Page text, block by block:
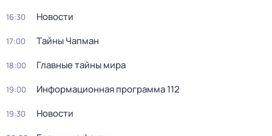
16:30 Новости
17:00 Тaйны Чапман
18:00 Главные тайны мира
19:00 Информационная программа 112
19:30 Новости